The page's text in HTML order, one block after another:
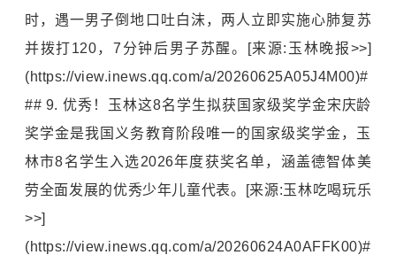
时，遇一男子倒地口吐白沫，两人立即实施心肺复苏
并拨打120，7分钟后男子苏醒。[来源:玉林晚报>>]
(https://view.inews.qq.com/a/20260625A05J4M00)#
## 9. 优秀！玉林这8名学生拟获国家级奖学金宋庆龄
奖学金是我国义务教育阶段唯一的国家级奖学金，玉
林市8名学生入选2026年度获奖名单，涵盖德智体美
劳全面发展的优秀少年儿童代表。[来源:玉林吃喝玩乐
>>]
(https://view.inews.qq.com/a/20260624A0AFFK00)#